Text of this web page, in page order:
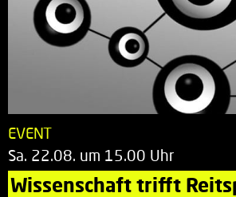
EVENT
Sa. 22.08. um 15.00 Uhr
Wissenschaft trifft